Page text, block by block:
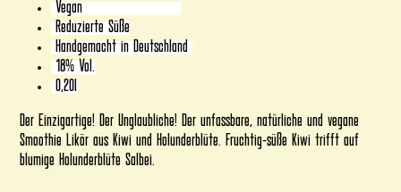
Vegan
Reduzierte Süße
Handgemacht in Deutschland
18% Vol.
0,20l
Der Einzigartige! Der Unglaubliche! Der unfassbare, natürliche und vegane
Smoothie Likör aus Kiwi und Holunderblüte. Fruchtig-süße Kiwi trifft auf
blumige Holunderblüte Salbei.